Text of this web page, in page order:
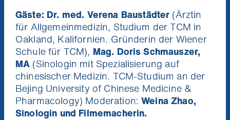
Gäste: Dr. med. Verena Baustädter (Ärztin
für Allgemeinmedizin, Studium der TCM in
Oakland, Kalifornien. Gründerin der Wiener
Schule für TCM), Mag. Doris Schmauszer,
MA (Sinologin mit Spezialisierung auf
chinesischer Medizin. TCM-Studium an der
Bejing University of Chinese Medicine &
Pharmacology) Moderation:Weina Zhao,
Sinologin und Filmemacherin.